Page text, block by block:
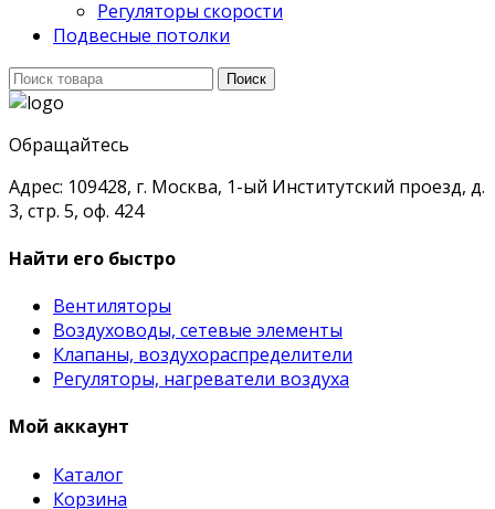
Регуляторы скорости
Подвесные потолки
Поиск
для:
Поиск
Обращайтесь
Адрес: 109428, г. Москва, 1-ый Институтский проезд, д.
3, стр. 5, оф. 424
Найти его быстро
Вентиляторы
Воздуховоды, сетевые элементы
Клапаны, воздухораспределители
Регуляторы, нагреватели воздуха
Мой аккаунт
Каталог
Корзина